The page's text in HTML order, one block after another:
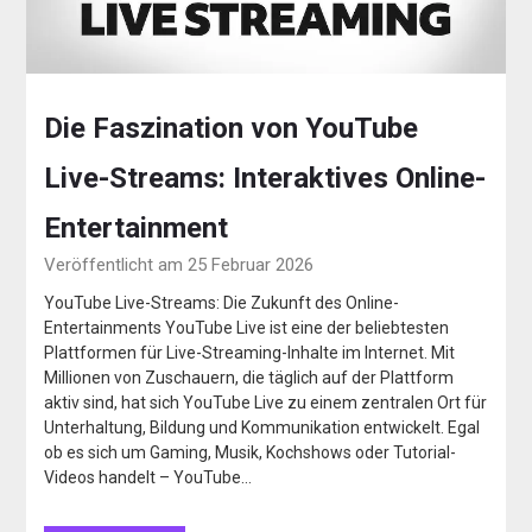
Die Faszination von YouTube
Live-Streams: Interaktives Online-
Entertainment
Veröffentlicht am 25 Februar 2026
YouTube Live-Streams: Die Zukunft des Online-
Entertainments YouTube Live ist eine der beliebtesten
Plattformen für Live-Streaming-Inhalte im Internet. Mit
Millionen von Zuschauern, die täglich auf der Plattform
aktiv sind, hat sich YouTube Live zu einem zentralen Ort für
Unterhaltung, Bildung und Kommunikation entwickelt. Egal
ob es sich um Gaming, Musik, Kochshows oder Tutorial-
Videos handelt – YouTube…